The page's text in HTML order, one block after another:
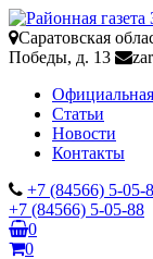
Саратовская
Победы, д. 13
Статьи
Новости
Контакты
+7 (84566) 5-05-
+7 (84566) 5-05-88
0
0